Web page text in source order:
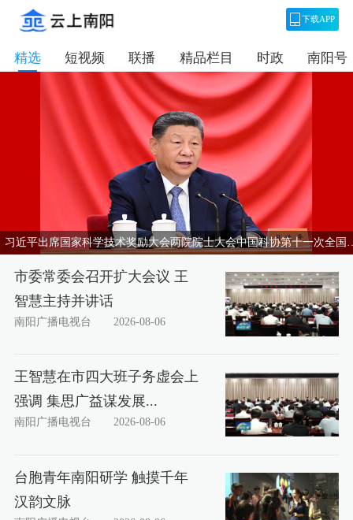
下载APP
精选 短视频 联播 精品栏目 时政 南阳号
市委常委会召开扩大会议 王
智慧主持并讲话
南阳广播电视台 2026-08-06
王智慧在市四大班子务虚会上
强调 集思广益谋发展...
南阳广播电视台 2026-08-06
台胞青年南阳研学 触摸千年
汉韵文脉